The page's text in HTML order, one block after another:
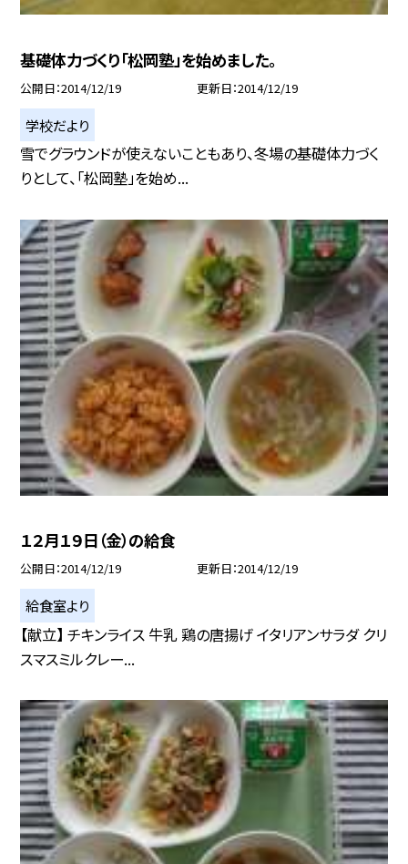
基礎体力づくり「松岡塾」を始めました。
公開日 2014/12/19 更新日 2014/12/19
学校だより
雪でグラウンドが使えないこともあり、冬場の基礎体力づく
りとして、「松岡塾」を始め...
１２月１９日（金）の給食
公開日 2014/12/19 更新日 2014/12/19
給食室より
【献立】 チキンライス 牛乳 鶏の唐揚げ イタリアンサラダ クリ
スマスミルクレー...